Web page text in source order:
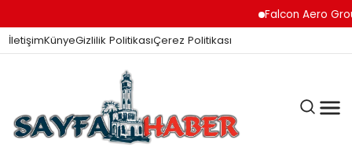
Falcon Aero Group,
İletişimKünyeGizlilik PolitikasıÇerez Politikası